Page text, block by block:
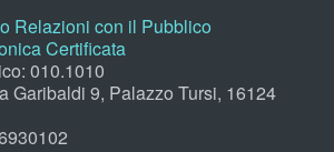
Relazioni con il Pubblico
Certificata
010.1010
Garibaldi 9, Palazzo Tursi, 16124